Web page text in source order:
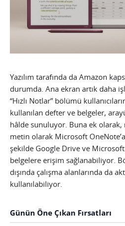
Yazılım tarafında da Amazon
durumda. Ana ekran artık daha
“Hızlı Notlar” bölümü
kullanılan defter ve belgeler,
hâlde sunuluyor. Buna ek
metin olarak Microsoft
şekilde Google Drive ve
belgelere erişim sağlanabiliyor.
dışında çalışma alanlarında da
kullanılabiliyor.
Günün Öne Çıkan Fırsatları